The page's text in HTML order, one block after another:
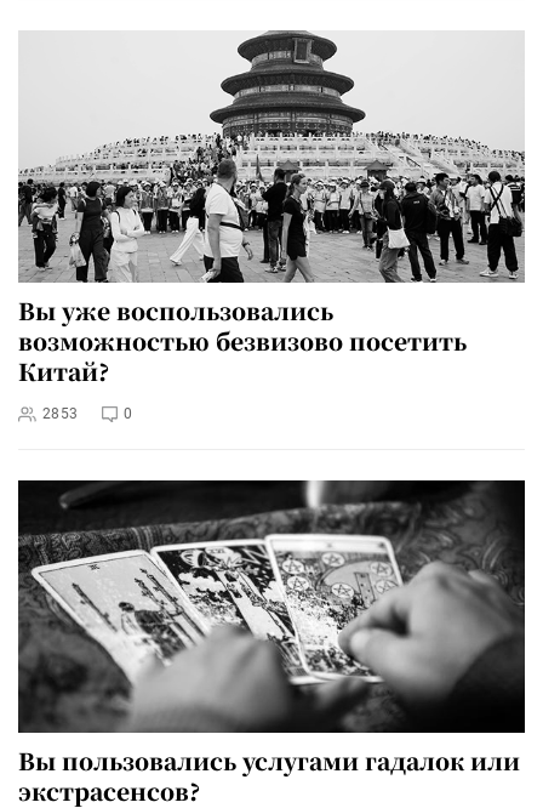
Вы уже воспользовались
возможностью безвизово посетить
Китай?
2853 0
Вы пользовались услугами гадалок или
экстрасенсов?